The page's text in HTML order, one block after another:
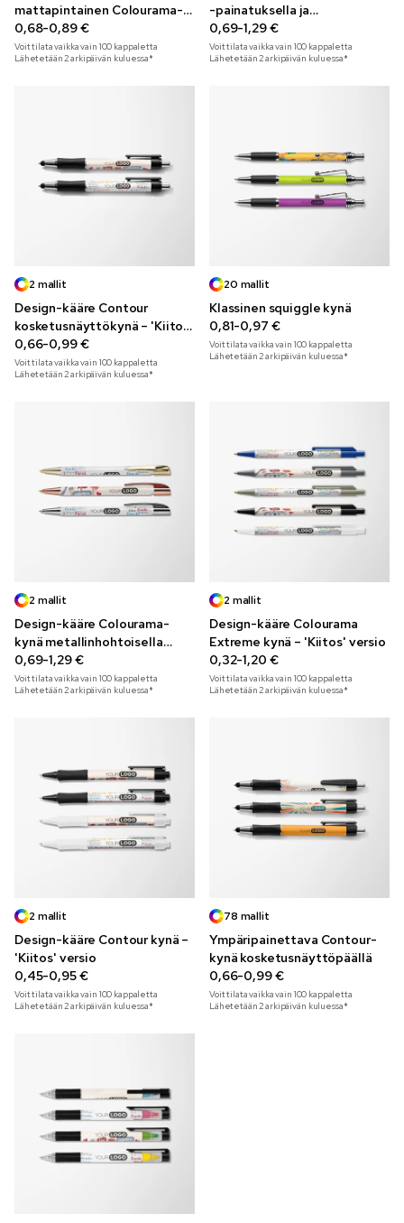
mattapintainen Colourama-
kynä Design Wrap -
painatuksella
0,68-0,89 €
Voit tilata vaikka vain 100 kappaletta
Lähetetään 2 arkipäivän kuluessa*
-painatuksella ja
metallikoristeilla
0,69-1,29 €
Voit tilata vaikka vain 100 kappaletta
Lähetetään 2 arkipäivän kuluessa*
2 mallit
Design-kääre Contour
kosketusnäyttökynä – 'Kiitos'
versio
0,66-0,99 €
Voit tilata vaikka vain 100 kappaletta
Lähetetään 2 arkipäivän kuluessa*
20 mallit
Klassinen squiggle kynä
0,81-0,97 €
Voit tilata vaikka vain 100 kappaletta
Lähetetään 2 arkipäivän kuluessa*
2 mallit
Design-kääre Colourama-
kynä metallinhohtoisella
reunuksella – 'Kiitos' versio
0,69-1,29 €
Voit tilata vaikka vain 100 kappaletta
Lähetetään 2 arkipäivän kuluessa*
2 mallit
Design-kääre Colourama
Extreme kynä – 'Kiitos' versio
0,32-1,20 €
Voit tilata vaikka vain 100 kappaletta
Lähetetään 2 arkipäivän kuluessa*
2 mallit
Design-kääre Contour kynä –
'Kiitos' versio
0,45-0,95 €
Voit tilata vaikka vain 100 kappaletta
Lähetetään 2 arkipäivän kuluessa*
78 mallit
Ympäripainettava Contour-
kynä kosketusnäyttöpäällä
0,66-0,99 €
Voit tilata vaikka vain 100 kappaletta
Lähetetään 2 arkipäivän kuluessa*